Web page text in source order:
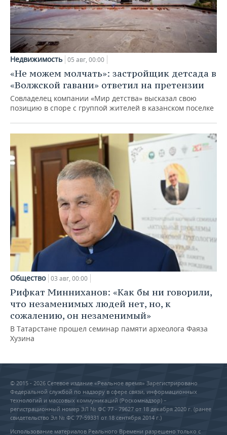
Недвижимость 05 авг, 00:00
«Не можем молчать»: застройщик детсада в
«Волжской гавани» ответил на претензии
Совладелец компании «Мир детства» высказал свою
позицию в споре с группой жителей в казанском поселке
Общество 03 авг, 00:00
Рифкат Минниханов: «Как бы ни говорили,
что незаменимых людей нет, но, к
сожалению, он незаменимый»
В Татарстане прошел семинар памяти археолога Фаяза
Хузина
© 2015 - 2026 Сетевое издание «Реальное время» Зарегистрировано
Федеральной службой по надзору в сфере связи, информационных
технологий и массовых коммуникаций (Роскомнадзор) –
регистрационный номер ЭЛ № ФС 77 - 79627 от 18 декабря 2020 г. (ранее
свидетельство Эл № ФС 77-59331 от 18 сентября 2014 г.)
Использование материалов Реального Времени разрешено только с